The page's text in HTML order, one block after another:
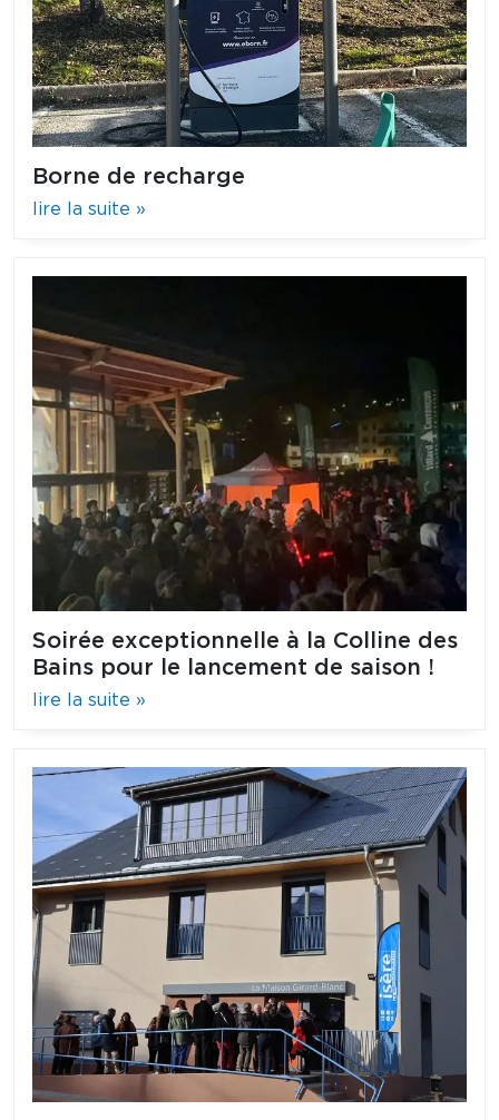
Borne de recharge
lire la suite »
Soirée exceptionnelle à la Colline des
Bains pour le lancement de saison !
lire la suite »